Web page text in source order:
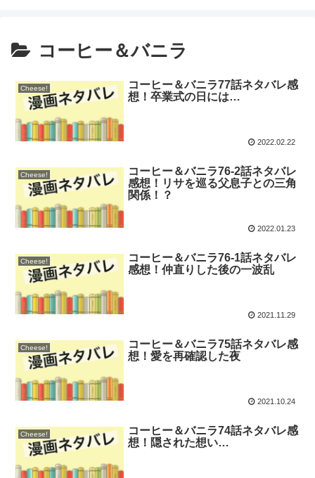
コーヒー＆バニラ
Cheese!
コーヒー＆バニラ77話ネタバレ感
想！卒業式の日には…
2022.02.22
Cheese!
コーヒー＆バニラ76-2話ネタバレ
感想！リサを巡る父息子との三角
関係！？
2022.01.23
Cheese!
コーヒー＆バニラ76-1話ネタバレ
感想！仲直りした後の一波乱
2021.11.29
Cheese!
コーヒー＆バニラ75話ネタバレ感
想！愛を再確認した夜
2021.10.24
Cheese!
コーヒー＆バニラ74話ネタバレ感
想！隠された想い…